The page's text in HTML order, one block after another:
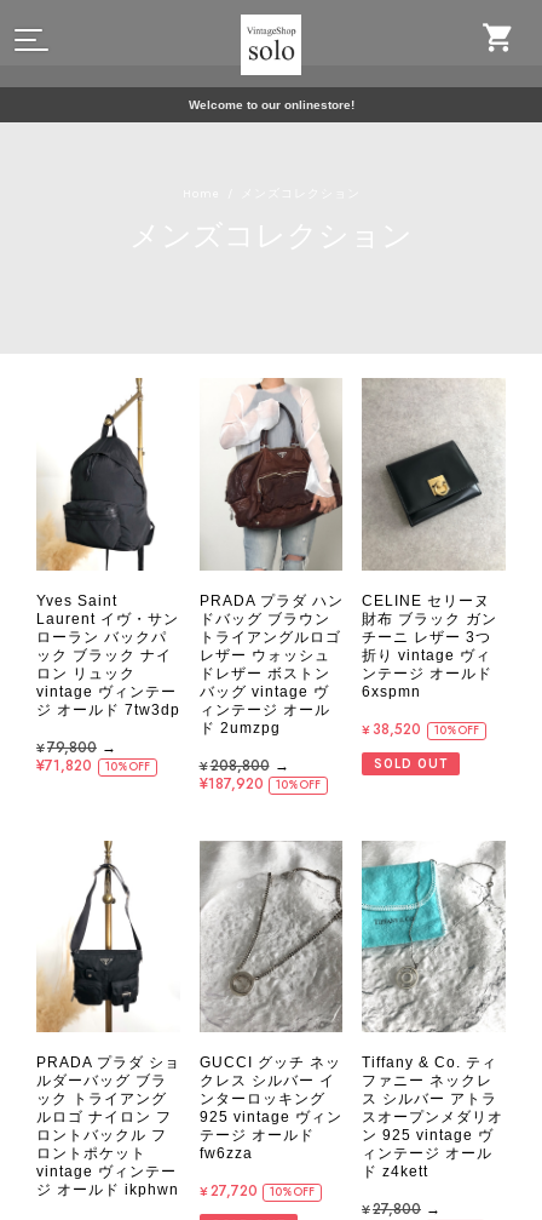
Welcome to our onlinestore!
Yves Saint
Laurent イヴ・サン
ローラン バックパ
ック ブラック ナイ
ロン リュック
vintage ヴィンテー
ジ オールド 7tw3dp
¥79,800 →
¥71,820
10%OFF
PRADA プラダ ハン
ドバッグ ブラウン
トライアングルロゴ
レザー ウォッシュ
ドレザー ボストン
バッグ vintage ヴ
ィンテージ オール
ド 2umzpg
¥208,800→
¥187,920
10%OFF
CELINE セリーヌ
財布 ブラック ガン
チーニ レザー 3つ
折り vintage ヴィ
ンテージ オールド
6xspmn
¥38,520 10%OFF
SOLD OUT
PRADA プラダ ショ
ルダーバッグ ブラ
ック トライアング
ルロゴ ナイロン フ
ロントバックル フ
ロントポケット
vintage ヴィンテー
ジ オールド ikphwn
GUCCI グッチ ネッ
クレス シルバー イ
ンターロッキング
925 vintage ヴィン
テージ オールド
fw6zza
¥27,720 10%OFF
Tiffany & Co. ティ
ファニー ネックレ
ス シルバー アトラ
スオープンメダリオ
ン 925 vintage ヴ
ィンテージ オール
ド z4kett
¥27,800 →